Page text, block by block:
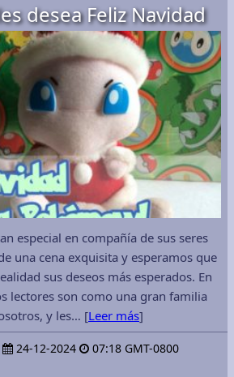
desea Feliz Navidad
especial en compañía de sus seres
una cena exquisita y esperamos que
sus deseos más esperados. En
lectores son como una gran familia
y les… [Leer más]
24-12-2024 07:18 GMT-0800